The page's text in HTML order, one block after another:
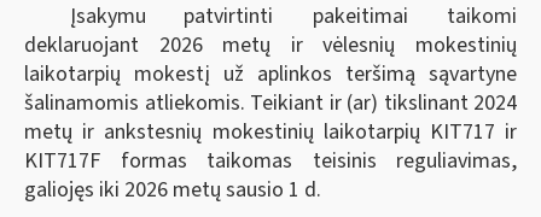
Įsakymu
patvirtinti pakeitimai taikomi
deklaruojant 2026 metų ir vėlesnių mokestinių
laikotarpių mokestį už aplinkos teršimą sąvartyne
šalinamomis atliekomis. Teikiant ir (ar) tikslinant 2024
metų ir ankstesnių mokestinių laikotarpių KIT717 ir
KIT717F formas taikomas teisinis reguliavimas,
galiojęs iki 2026 metų sausio 1 d.